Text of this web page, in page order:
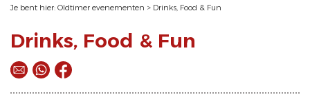
Je bent hier: Oldtimer evenementen > Drinks, Food & Fun
Drinks, Food & Fun